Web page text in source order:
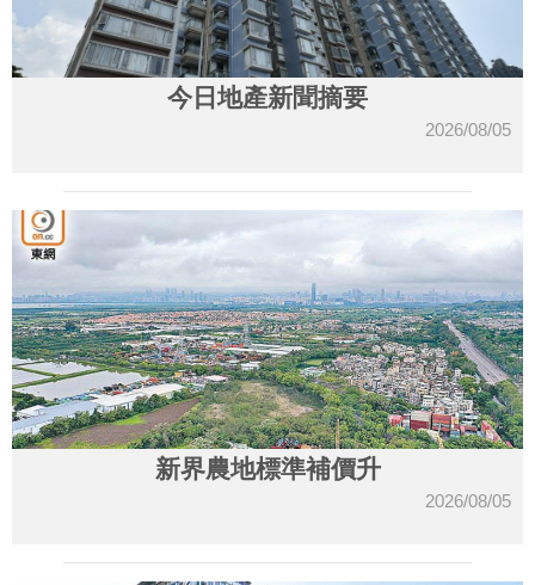
今日地產新聞摘要
2026/08/05
新界農地標準補價升
2026/08/05